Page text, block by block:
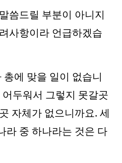
씀드릴 부분이 아니지
사항이라 언급하겠습
에 맞을 일이 없습니
두워서 그렇지 못갈곳
자체가 없으니까요. 세
라 중 하나라는 것은 다